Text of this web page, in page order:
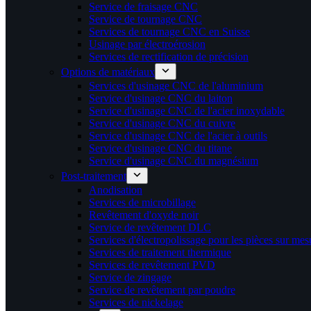
Service de fraisage CNC
Service de tournage CNC
Services de tournage CNC en Suisse
Usinage par électroérosion
Services de rectification de précision
Options de matériaux
Services d'usinage CNC de l'aluminium
Service d'usinage CNC du laiton
Service d'usinage CNC de l'acier inoxydable
Service d'usinage CNC du cuivre
Service d'usinage CNC de l'acier à outils
Service d'usinage CNC du titane
Service d'usinage CNC du magnésium
Post-traitement
Anodisation
Services de microbillage
Revêtement d'oxyde noir
Service de revêtement DLC
Services d'électropolissage pour les pièces sur
Services de traitement thermique
Services de revêtement PVD
Service de zingage
Service de revêtement par poudre
Services de nickelage